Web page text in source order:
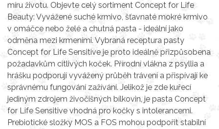
míru životu. Objevte celý sortiment Concept for Life
Beauty: Vyvážené suché krmivo, šťavnaté mokré krmivo
v omáčce nebo želé a chutná pasta - ideální jako
odměna mezi krmeními. Vybraná receptura pasty
Concept for Life Sensitive je proto ideálně přizpůsobena
požadavkům citlivých koček. Přírodní vlákna z psyllia a
hrášku podporují vyvážený průběh trávení a přispívají ke
správnému fungování zažívání. Jelikož je zde kuřecí
jediným zdrojem živočišných bílkovin, je pasta Concept
for Life Sensitive vhodná pro kočky s intolerancemi.
Prebiotické složky MOS a FOS mohou podpořit stabilní